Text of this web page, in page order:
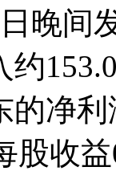
晚间
约
的净
股收